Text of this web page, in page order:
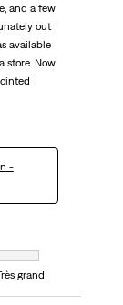
and a few
out
available
store. Now
-
à Très grand
grand